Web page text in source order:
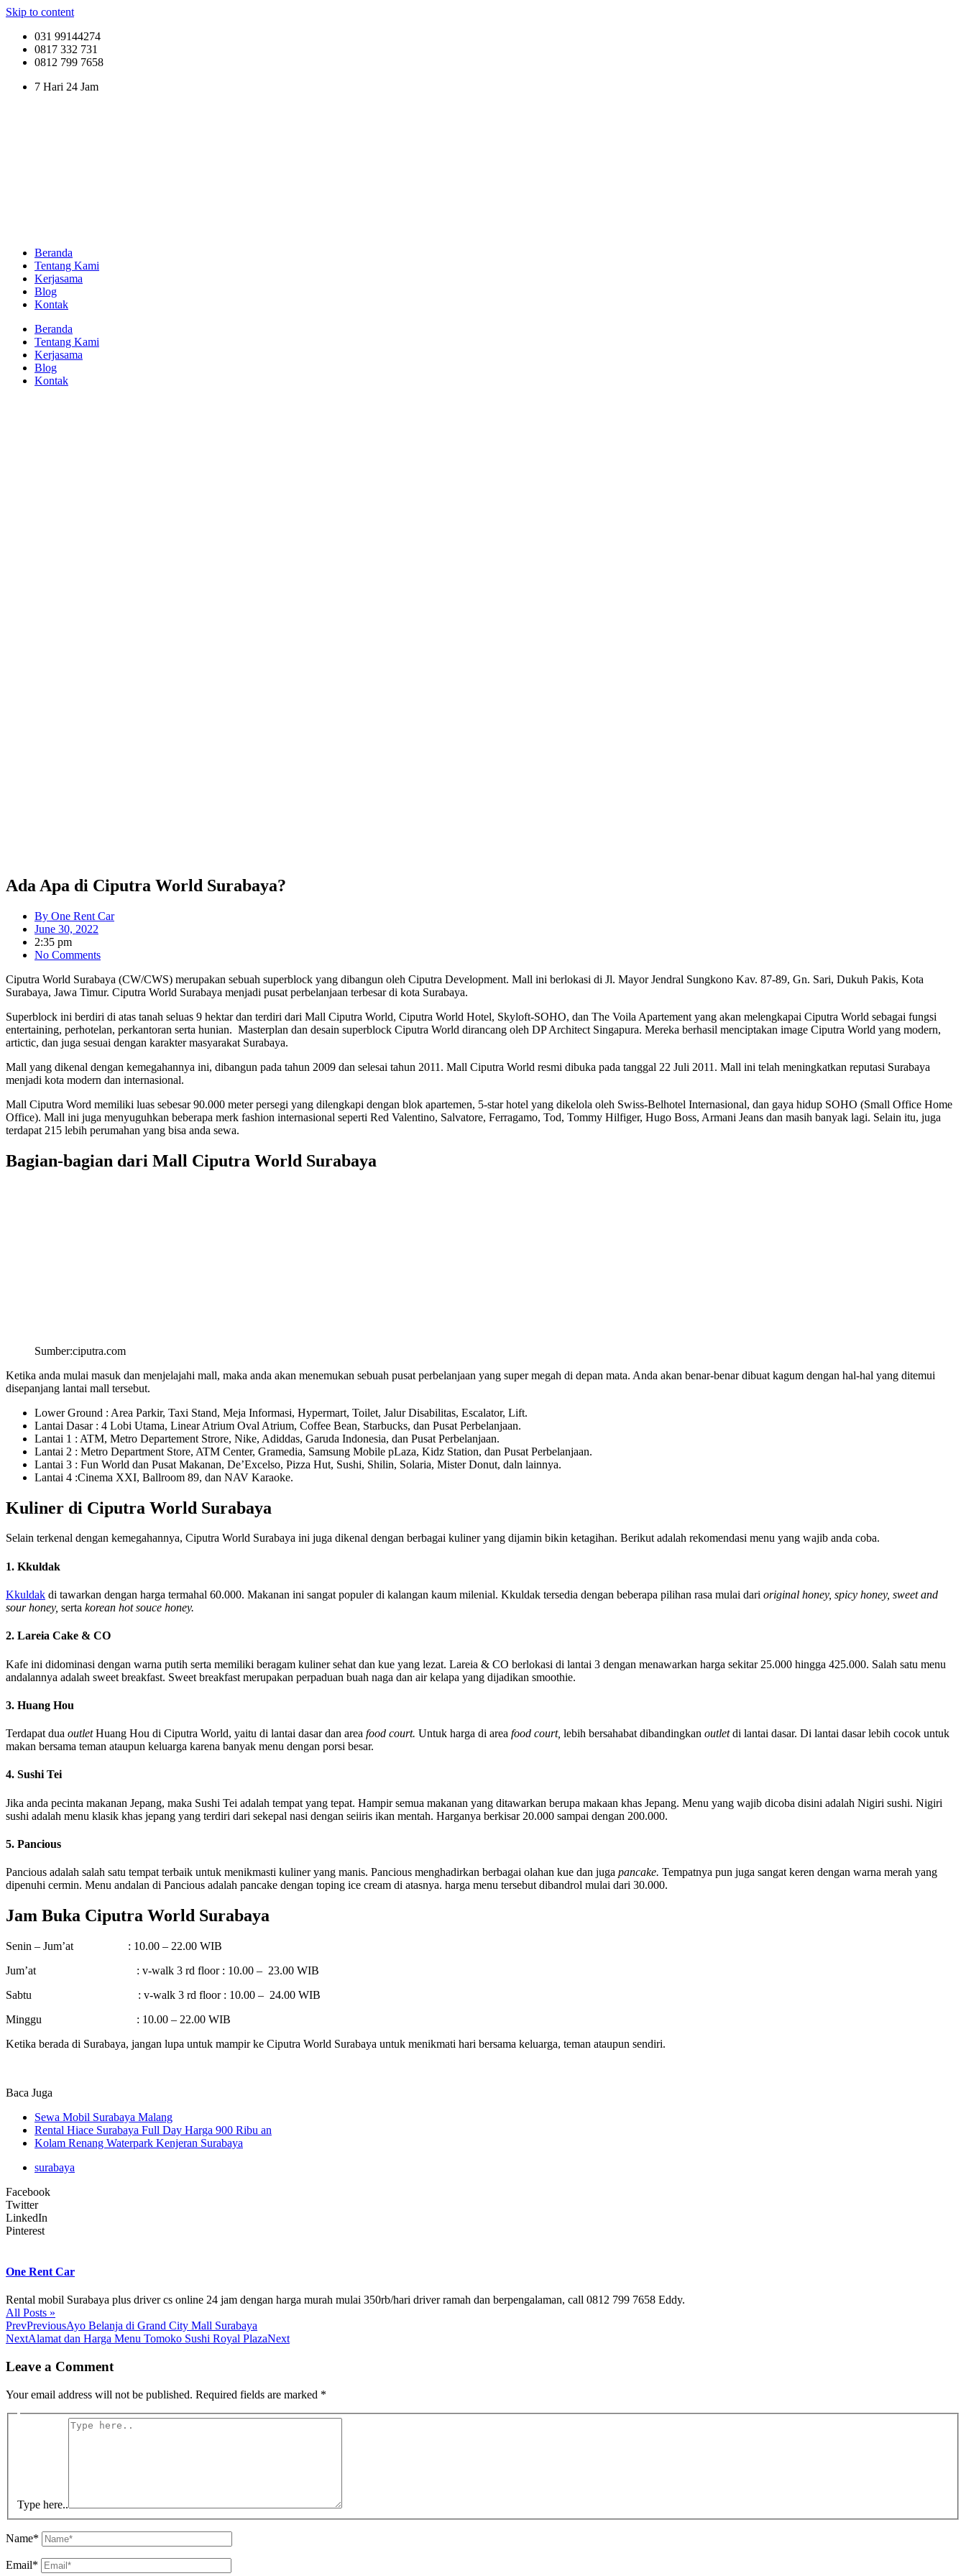
Skip to content
031 99144274
0817 332 731
0812 799 7658
7 Hari 24 Jam
Beranda
Tentang Kami
Kerjasama
Blog
Kontak
Beranda
Tentang Kami
Kerjasama
Blog
Kontak
Ada Apa di Ciputra World Surabaya?
By One Rent Car
June 30, 2022
2:35 pm
No Comments
Ciputra World Surabaya (CW/CWS) merupakan sebuah superblock yang dibangun oleh Ciputra Development. Mall ini berlokasi di Jl. Mayor Jendral Sungkono Kav. 87-89, Gn. Sari, Dukuh Pakis, Kota
Surabaya, Jawa Timur. Ciputra World Surabaya menjadi pusat perbelanjaan terbesar di kota Surabaya.
Superblock ini berdiri di atas tanah seluas 9 hektar dan terdiri dari Mall Ciputra World, Ciputra World Hotel, Skyloft-SOHO, dan The Voila Apartement yang akan melengkapai Ciputra World sebagai fungsi
entertaining, perhotelan, perkantoran serta hunian. Masterplan dan desain superblock Ciputra World dirancang oleh DP Architect Singapura. Mereka berhasil menciptakan image Ciputra World yang modern,
artictic, dan juga sesuai dengan karakter masyarakat Surabaya.
Mall yang dikenal dengan kemegahannya ini, dibangun pada tahun 2009 dan selesai tahun 2011. Mall Ciputra World resmi dibuka pada tanggal 22 Juli 2011. Mall ini telah meningkatkan reputasi Surabaya
menjadi kota modern dan internasional.
Mall Ciputra Word memiliki luas sebesar 90.000 meter persegi yang dilengkapi dengan blok apartemen, 5-star hotel yang dikelola oleh Swiss-Belhotel Internasional, dan gaya hidup SOHO (Small Office Home
Office). Mall ini juga menyuguhkan beberapa merk fashion internasional seperti Red Valentino, Salvatore, Ferragamo, Tod, Tommy Hilfiger, Hugo Boss, Armani Jeans dan masih banyak lagi. Selain itu, juga
terdapat 215 lebih perumahan yang bisa anda sewa.
Bagian-bagian dari Mall Ciputra World Surabaya
Sumber:ciputra.com
Ketika anda mulai masuk dan menjelajahi mall, maka anda akan menemukan sebuah pusat perbelanjaan yang super megah di depan mata. Anda akan benar-benar dibuat kagum dengan hal-hal yang ditemui
disepanjang lantai mall tersebut.
Lower Ground : Area Parkir, Taxi Stand, Meja Informasi, Hypermart, Toilet, Jalur Disabilitas, Escalator, Lift.
Lantai Dasar : 4 Lobi Utama, Linear Atrium Oval Atrium, Coffee Bean, Starbucks, dan Pusat Perbelanjaan.
Lantai 1 : ATM, Metro Departement Strore, Nike, Adiddas, Garuda Indonesia, dan Pusat Perbelanjaan.
Lantai 2 : Metro Department Store, ATM Center, Gramedia, Samsung Mobile pLaza, Kidz Station, dan Pusat Perbelanjaan.
Lantai 3 : Fun World dan Pusat Makanan, De’Excelso, Pizza Hut, Sushi, Shilin, Solaria, Mister Donut, daln lainnya.
Lantai 4 :Cinema XXI, Ballroom 89, dan NAV Karaoke.
Kuliner di Ciputra World Surabaya
Selain terkenal dengan kemegahannya, Ciputra World Surabaya ini juga dikenal dengan berbagai kuliner yang dijamin bikin ketagihan. Berikut adalah rekomendasi menu yang wajib anda coba.
1. Kkuldak
Kkuldak di tawarkan dengan harga termahal 60.000. Makanan ini sangat populer di kalangan kaum milenial. Kkuldak tersedia dengan beberapa pilihan rasa mulai dari original honey, spicy honey, sweet and
sour honey, serta korean hot souce honey.
2. Lareia Cake & CO
Kafe ini didominasi dengan warna putih serta memiliki beragam kuliner sehat dan kue yang lezat. Lareia & CO berlokasi di lantai 3 dengan menawarkan harga sekitar 25.000 hingga 425.000. Salah satu menu
andalannya adalah sweet breakfast. Sweet breakfast merupakan perpaduan buah naga dan air kelapa yang dijadikan smoothie.
3. Huang Hou
Terdapat dua outletHuang Hou di Ciputra World, yaitu di lantai dasar dan area food court. Untuk harga di area food court, lebih bersahabat dibandingkan outletdi lantai dasar. Di lantai dasar lebih cocok untuk
makan bersama teman ataupun keluarga karena banyak menu dengan porsi besar.
4. Sushi Tei
Jika anda pecinta makanan Jepang, maka Sushi Tei adalah tempat yang tepat. Hampir semua makanan yang ditawarkan berupa makaan khas Jepang. Menu yang wajib dicoba disini adalah Nigiri sushi. Nigiri
sushi adalah menu klasik khas jepang yang terdiri dari sekepal nasi dengan seiiris ikan mentah. Harganya berkisar 20.000 sampai dengan 200.000.
5. Pancious
Pancious adalah salah satu tempat terbaik untuk menikmasti kuliner yang manis. Pancious menghadirkan berbagai olahan kue dan juga pancake. Tempatnya pun juga sangat keren dengan warna merah yang
dipenuhi cermin. Menu andalan di Pancious adalah pancake dengan toping ice cream di atasnya. harga menu tersebut dibandrol mulai dari 30.000.
Jam Buka Ciputra World Surabaya
Senin – Jum’at : 10.00 – 22.00 WIB
Jum’at : v-walk 3 rd floor : 10.00 – 23.00 WIB
Sabtu : v-walk 3 rd floor : 10.00 – 24.00 WIB
Minggu : 10.00 – 22.00 WIB
Ketika berada di Surabaya, jangan lupa untuk mampir ke Ciputra World Surabaya untuk menikmati hari bersama keluarga, teman ataupun sendiri.
Baca Juga
Sewa Mobil Surabaya Malang
Rental Hiace Surabaya Full Day Harga 900 Ribu an
Kolam Renang Waterpark Kenjeran Surabaya
surabaya
Facebook
Twitter
LinkedIn
Pinterest
One Rent Car
Rental mobil Surabaya plus driver cs online 24 jam dengan harga murah mulai 350rb/hari driver ramah dan berpengalaman, call 0812 799 7658 Eddy.
All Posts »
PrevPreviousAyo Belanja di Grand City Mall Surabaya
NextAlamat dan Harga Menu Tomoko Sushi Royal PlazaNext
Leave a Comment
Your email address will not be published. Required fields are marked *
Type here..
Name*
Email*